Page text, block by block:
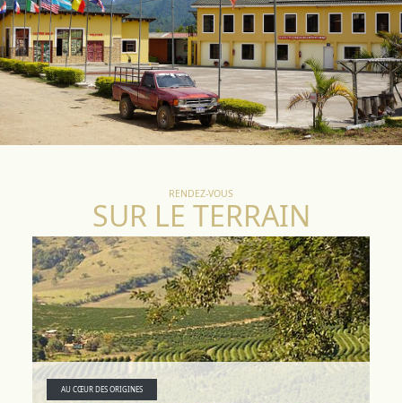
RENDEZ-VOUS
SUR LE TERRAIN
AU CŒUR DES ORIGINES